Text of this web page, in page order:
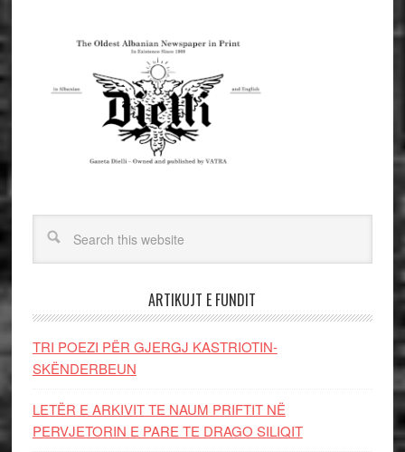
ARTIKUJT E FUNDIT
TRI POEZI PËR GJERGJ KASTRIOTIN-
SKËNDERBEUN
LETËR E ARKIVIT TE NAUM PRIFTIT NË
PERVJETORIN E PARE TE DRAGO SILIQIT